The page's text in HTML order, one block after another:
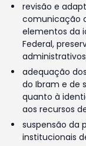
revisão e
comunicação
elementos da
Federal,
adequação
do Ibram e de
quanto à
aos recursos
suspensão da
institucionais